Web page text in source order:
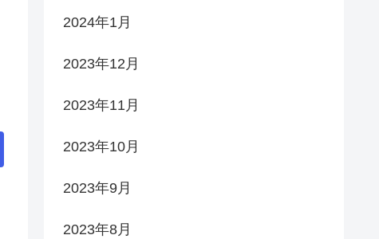
2024年1月
2023年12月
2023年11月
2023年10月
2023年9月
2023年8月